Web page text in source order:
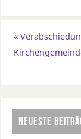
«
NEUESTE